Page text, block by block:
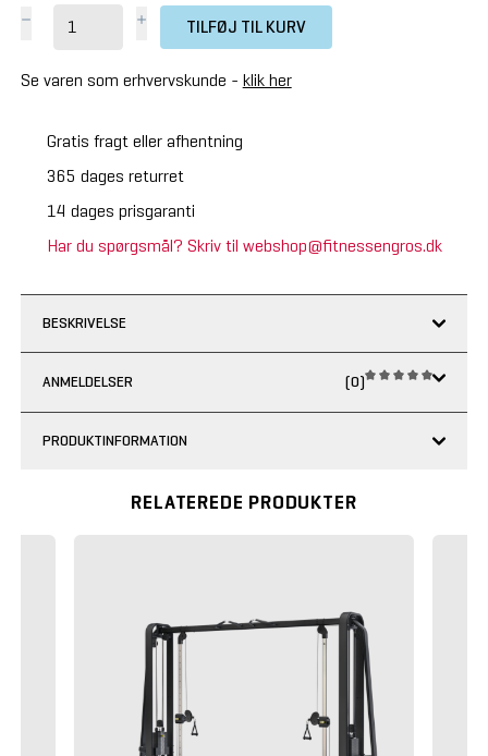
TILFØJ TIL KURV
Se varen som erhvervskunde - klik her
Gratis fragt eller afhentning
365 dages returret
14 dages prisgaranti
Har du spørgsmål? Skriv til webshop@fitnessengros.dk
BESKRIVELSE
ANMELDELSER (0)
PRODUKTINFORMATION
RELATEREDE PRODUKTER